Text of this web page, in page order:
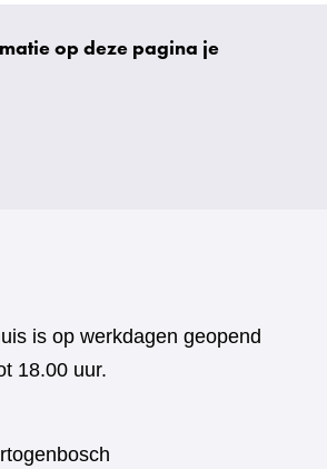
op deze pagina je
is op werkdagen geopend
18.00 uur.